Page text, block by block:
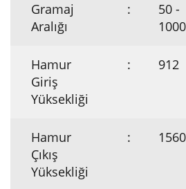
Gramaj
Aralığı
:
50 -
1000
Hamur
Giriş
Yüksekliği
: 912
Hamur
Çıkış
Yüksekliği
: 1560